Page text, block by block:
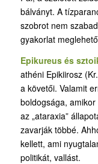
bálványt. A
szobrot nem
gyakorlat
Epikureus és
athéni Epikiirosz
a követői. Valamit
boldogsága,
az „ataraxia”
zavarják többé.
kellett, ami
politikát, vallást.